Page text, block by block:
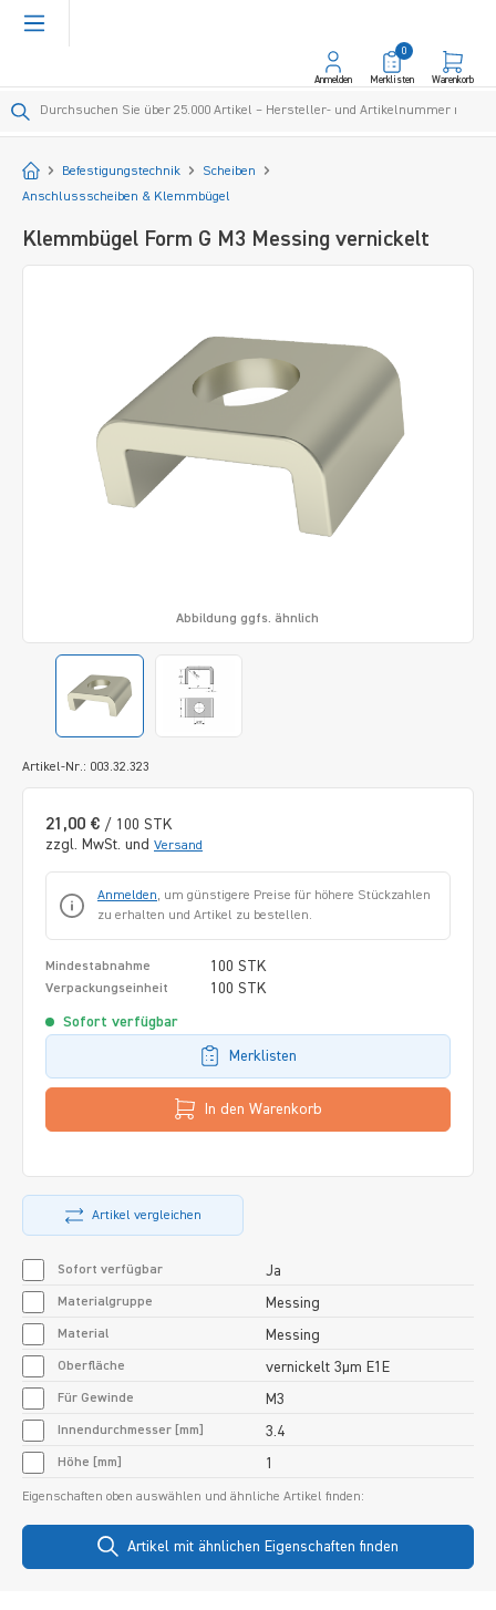
springen
Anmelden Merklisten
0
Warenkorb
Startseite
Befestigungstechnik
Scheiben
Anschlussscheiben & Klemmbügel
Klemmbügel Form G M3 Messing vernickelt
Artikel-Nr.: 003.32.323
Abbildung ggfs. ähnlich
21,00 € / 100 STK
zzgl. MwSt. und Versand
Anmelden, um günstigere Preise für höhere Stückzahlen
zu erhalten und Artikel zu bestellen.
Mindestabnahme 100 STK
Verpackungseinheit 100 STK
Sofort verfügbar
Merklisten
In den Warenkorb
Artikel vergleichen
Sofort verfügbar Ja
Materialgruppe Messing
Material Messing
Oberfläche vernickelt 3µm E1E
Für Gewinde M3
Innendurchmesser [mm] 3.4
Höhe [mm] 1
Eigenschaften oben auswählen und ähnliche Artikel finden:
Artikel mit ähnlichen Eigenschaften finden